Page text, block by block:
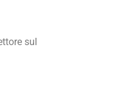
sul